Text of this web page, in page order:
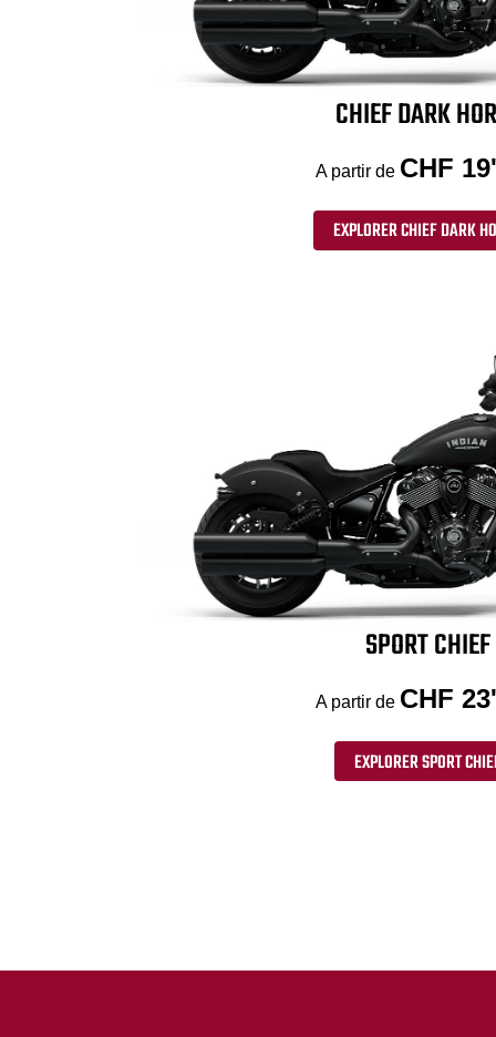
CHIEF DARK
A partir de CHF
EXPLORER CHIEF DARK
SPORT CHIEF
A partir de CHF
EXPLORER SPORT